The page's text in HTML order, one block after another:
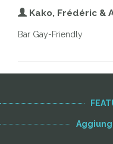
Kako, Frédéric &
Bar Gay-Friendly